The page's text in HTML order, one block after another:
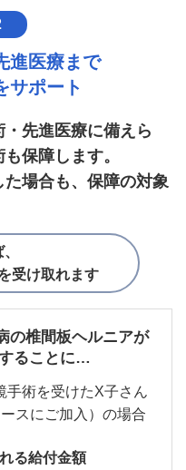
進医療まで
サポート
先進医療に備えら
保障します。
場合も、保障の対象
受け取れます
の椎間板ヘルニアが
ることに…
手術を受けたX子さん
スにご加入）の場合
る給付金額